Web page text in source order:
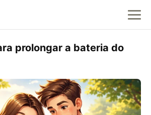
prolongar a bateria do